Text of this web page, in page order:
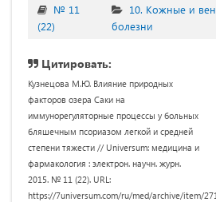
№ 11
(22)
10. Кожные и
болезни
Цитировать:
Кузнецова М.Ю. Влияние природных
факторов озера Саки на
иммунорегуляторные процессы у больных
бляшечным псориазом легкой и средней
степени тяжести // Universum: медицина и
фармакология : электрон. научн. журн.
2015. № 11 (22). URL:
https://7universum.com/ru/med/archive/item/